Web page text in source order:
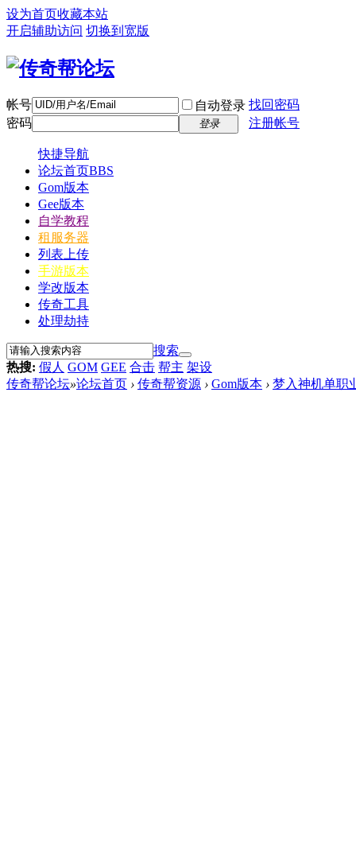
设为首页收藏本站
开启辅助访问 切换到宽版
帐号 自动登录 找回密码
密码
登录 注册帐号
快捷导航
论坛首页BBS
Gom版本
Gee版本
自学教程
租服务器
列表上传
手游版本
学改版本
传奇工具
处理劫持
搜索
热搜: 假人 GOM GEE 合击 帮主 架设
传奇帮论坛»论坛首页 › 传奇帮资源 › Gom版本 › 梦入神机单职